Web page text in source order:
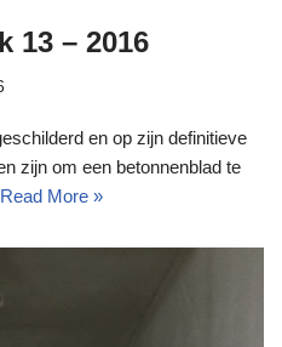
13 – 2016
en op zijn definitieve
zijn om een betonnenblad te
Read More »